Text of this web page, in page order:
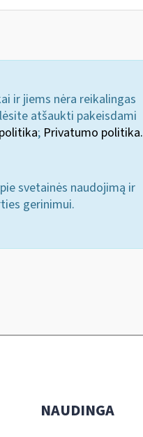
ir jiems nėra reikalingas
atšaukti pakeisdami
; Privatumo politika.
svetainės naudojimą ir
gerinimui.
NAUDINGA